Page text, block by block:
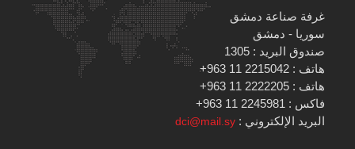
غرفة صناعة دمشق
سوريا - دمشق
صندوق البريد : 1305
هاتف : 2215042 11 963+
هاتف : 2222205 11 963+
فاكس : 2245981 11 963+
البريد الإلكتروني :dci@mail.sy